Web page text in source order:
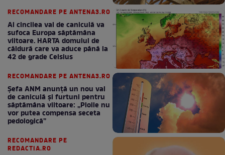
RECOMANDARE PE ANTENA3.RO
Al cincilea val de caniculă va
sufoca Europa săptămâna
viitoare. HARTA domului de
căldură care va aduce până la
42 de grade Celsius
RECOMANDARE PE ANTENA3.RO
Șefa ANM anunță un nou val
de caniculă și furtuni pentru
săptămâna viitoare: „Ploile nu
vor putea compensa seceta
pedologică”
RECOMANDARE PE
REDACTIA.RO